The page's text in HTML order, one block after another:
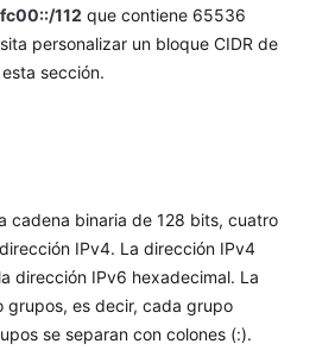
fc00::/112 que contiene 65536
personalizar un bloque CIDR de
sección.
cadena binaria de 128 bits, cuatro
IPv4. La dirección IPv4
dirección IPv6 hexadecimal. La
grupos, es decir, cada grupo
se separan con colones (:).